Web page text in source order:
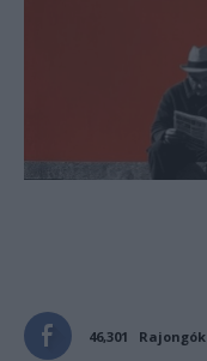
46,301 Rajongók